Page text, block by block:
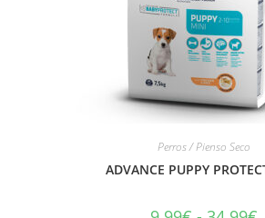
Perros / Pienso Seco
ADVANCE PUPPY